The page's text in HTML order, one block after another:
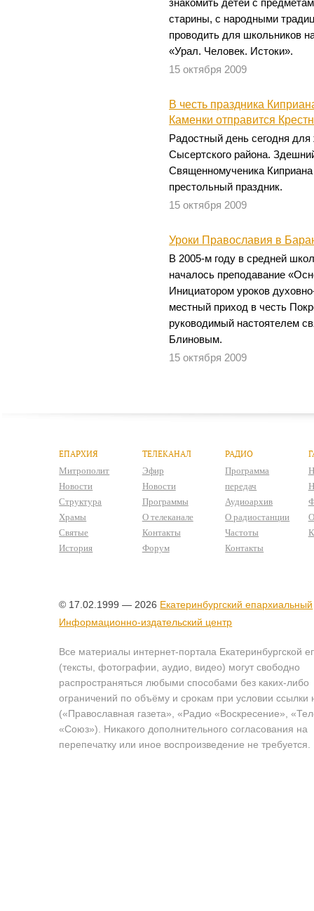
знакомить детей с
старины, с народными
проводить для школьников
«Урал. Человек. Истоки».
15 октября 2009
В честь праздника
Каменки отправится
Радостный день сегодня
Сысертского района.
Священномученика
престольный праздник.
15 октября 2009
Уроки Православия в
В 2005-м году в средней
началось преподавание
Инициатором уроков
местный приход в честь
руководимый настоятелем
Блиновым.
15 октября 2009
ЕПАРХИЯ
Митрополит
Новости
Структура
Храмы
Святые
История
ТЕЛЕКАНАЛ
Эфир
Новости
Программы
О телеканале
Контакты
Форум
РАДИО
Программа
передач
Аудиоархив
О радиостанции
Частоты
Контакты
© 17.02.1999 — 2026 Екатеринбургский епархиальный
Информационно-издательский центр
Все материалы интернет-портала Екатеринбургской
(тексты, фотографии, аудио, видео) могут свободно
распространяться любыми способами без каких-либо
ограничений по объёму и срокам при условии ссылки
(«Православная газета», «Радио «Воскресение»,
«Союз»). Никакого дополнительного согласования на
перепечатку или иное воспроизведение не требуется.